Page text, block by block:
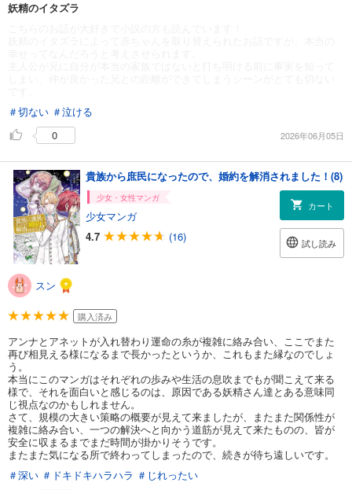
妖精のイタズラ
＃切ない ＃泣ける
0
2026年06月05日
貴族から庶民になったので、婚約を解消されました！(8)
少女・女性マンガ
少女マンガ
4.7
(16)
カート
試し読み
スン
購入済み
アンナとアネットが入れ替わり運命の糸が複雑に絡み合い、ここでまた
再び相見える様になるまで長かったというか、これもまた縁なのでしょ
う。
本当にこのマンガはそれぞれの歩みや生活の息吹までもが聞こえて来る
様で、それを面白いと感じるのは、原因である妖精さん達とある意味同
じ視点なのかもしれません。
さて、規模の大きい策略の概要が見えて来ましたが、またまた関係性が
複雑に絡み合い、一つの解決へと向かう道筋が見えて来たものの、皆が
安全に収まるまでまだ時間が掛かりそうです。
またまた気になる所で終わってしまったので、続きが待ち遠しいです。
＃深い ＃ドキドキハラハラ ＃じれったい